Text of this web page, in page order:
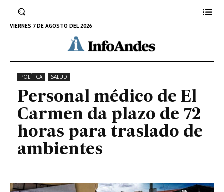
VIERNES 7 DE AGOSTO DEL 2026
plazo de 72 horas para traslado
de ambientes
25 DE MAYO DE 2022
POLÍTICA SALUD
Personal médico de El
Carmen da plazo de 72
horas para traslado de
ambientes